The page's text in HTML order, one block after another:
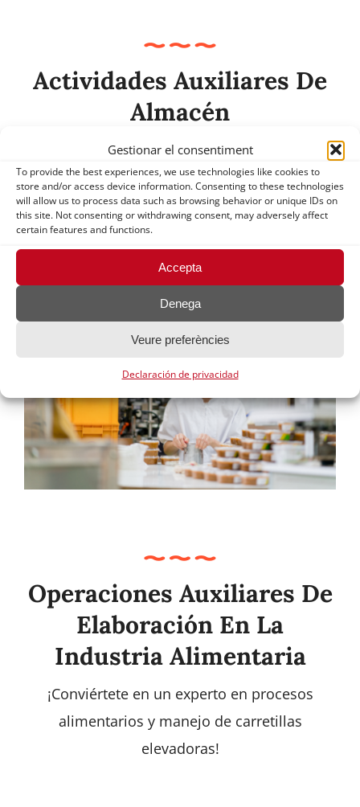
Gestionar el consentiment
To provide the best experiences, we use technologies like cookies to
store and/or access device information. Consenting to these technologies
will allow us to process data such as browsing behavior or unique IDs on
this site. Not consenting or withdrawing consent, may adversely affect
certain features and functions.
Accepta
Denega
Veure preferències
Declaración de privacidad
Actividades Auxiliares De
Almacén
¡Fórmate en la recepción, preparación y
expedición de pedidos con especialización en
carretillas elevadoras!
Operaciones Auxiliares De
Elaboración En La
Industria Alimentaria
¡Conviértete en un experto en procesos
alimentarios y manejo de carretillas
elevadoras!